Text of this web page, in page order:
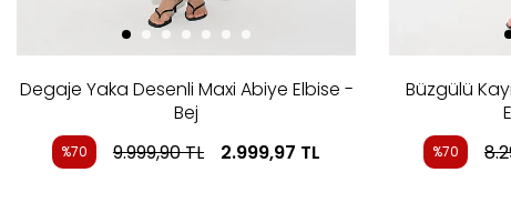
Degaje Yaka Desenli Maxi Abiye Elbise -
Bej
%70 9.999,90TL 2.999,97 TL
Büzgülü
%70